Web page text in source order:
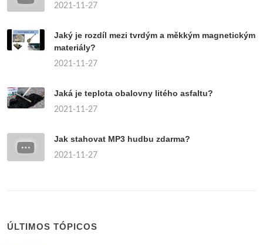
2021-11-27
Jaký je rozdíl mezi tvrdým a měkkým magnetickým
materiály?
2021-11-27
Jaká je teplota obalovny litého asfaltu?
2021-11-27
Jak stahovat MP3 hudbu zdarma?
2021-11-27
ÚLTIMOS TÓPICOS